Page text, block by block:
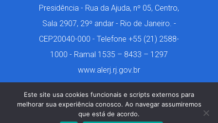
Presidência - Rua da Ajuda, nº 05, Centro,
Sala 2907, 29º andar - Rio de Janeiro. -
CEP20040-000 - Telefone +55 (21) 2588-
1000 - Ramal 1535 – 8433 – 1297
www.alerj.rj.gov.br
Este site usa cookies funcionais e scripts externos para
melhorar sua experiência conosco. Ao navegar assumiremos
que está de acordo.